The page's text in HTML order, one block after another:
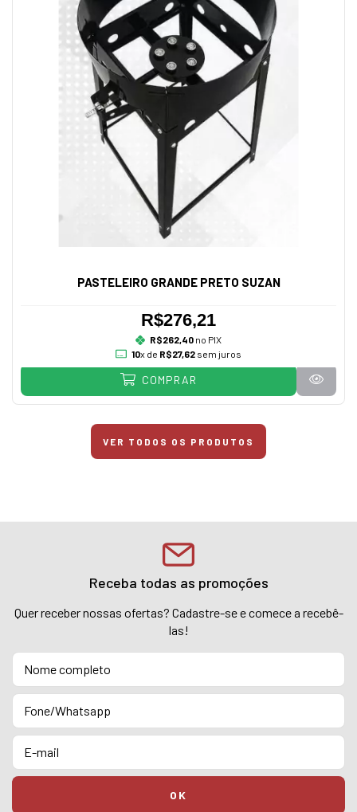
PASTELEIRO GRANDE PRETO SUZAN
R$276,21
R$262,40 no PIX
10x de R$27,62sem juros
COMPRAR
VER TODOS OS PRODUTOS
Receba todas as promoções
Quer receber nossas ofertas? Cadastre-se e comece a recebê-
las!